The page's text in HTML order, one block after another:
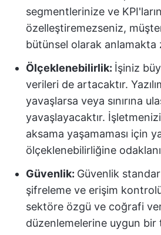
segmentlerinize ve
özelleştiremezseniz,
bütünsel olarak anlamakta
Ölçeklenebilirlik: İşiniz
verileri de artacaktır.
yavaşlarsa veya sınırına
yavaşlayacaktır.
aksama yaşamaması için
ölçeklenebilirliğine
Güvenlik: Güvenlik
şifreleme ve erişim
sektöre özgü ve coğrafi
düzenlemelerine uygun